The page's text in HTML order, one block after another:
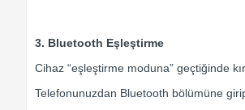
3. Bluetooth Eşleştirme
Cihaz “eşleştirme moduna” geçtiğinde
Telefonunuzdan Bluetooth bölümüne